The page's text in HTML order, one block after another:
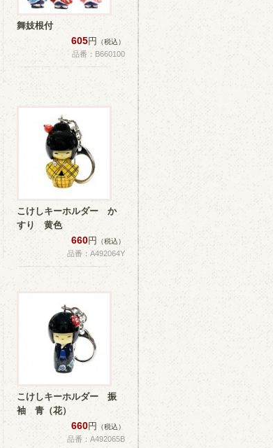
舞妓根付
605円 （税込）
品番：B660100
こけしキーホルダー か
すり 黄色
660円 （税込）
品番：A492064Y
こけしキーホルダー 振
袖 青（花）
660円 （税込）
品番：A492065B